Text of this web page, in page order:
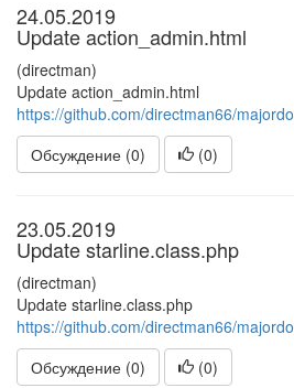
24.05.2019
Update action_admin.html
(directman)
Update action_admin.html
https://github.com/directman66/
Обсуждение (0)
(0)
23.05.2019
Update starline.class.php
(directman)
Update starline.class.php
https://github.com/directman66/
Обсуждение (0)
(0)